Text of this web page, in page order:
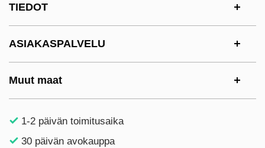
TIEDOT
ASIAKASPALVELU
Muut maat
1-2 päivän toimitusaika
30 päivän avokauppa